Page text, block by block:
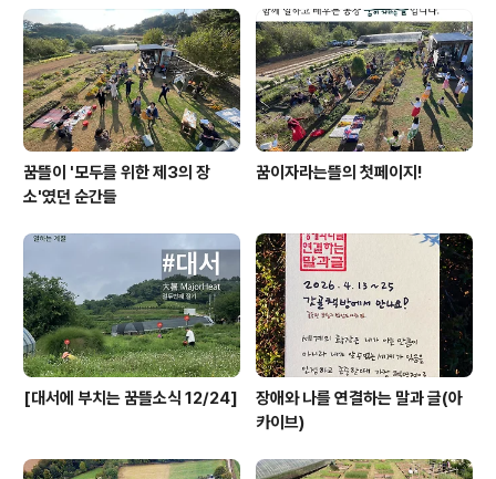
리는 법을 다시 차근차근 배워나갔습니다. 직육면체, 직사
각형, 평행사변형 등에 대해서 이야기해주고, 입체감있게
그리는 법을 가르쳐주었습니다. 다음 번에는 직육면체그림
을 그리고 칫수를 재서 옮겨적는 공부를 하려고..
꿈뜰이 '모두를 위한 제3의 장
소'였던 순간들
꿈이자라는뜰의 첫페이지!
[대서에 부치는 꿈뜰소식 12/24]
장애와 나를 연결하는 말과 글(아
카이브)